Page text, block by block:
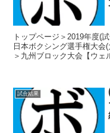
トップページ＞2019年度(
日本ボクシング選手権大
＞九州ブロック大会【ウ
試合結果